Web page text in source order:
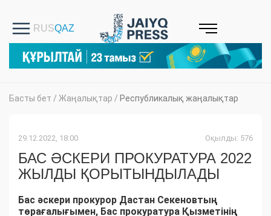
Басты бет / Жаңалықтар / Республикалық жаңалықтар
29.12.2022, 18:00 Оқылды: 576
БАС ӘСКЕРИ ПРОКУРАТУРА 2022
ЖЫЛДЫ ҚОРЫТЫНДЫЛАДЫ
Бас әскери прокурор Дастан Секеновтың
төрағалығымен, Бас прокуратура Қызметінің